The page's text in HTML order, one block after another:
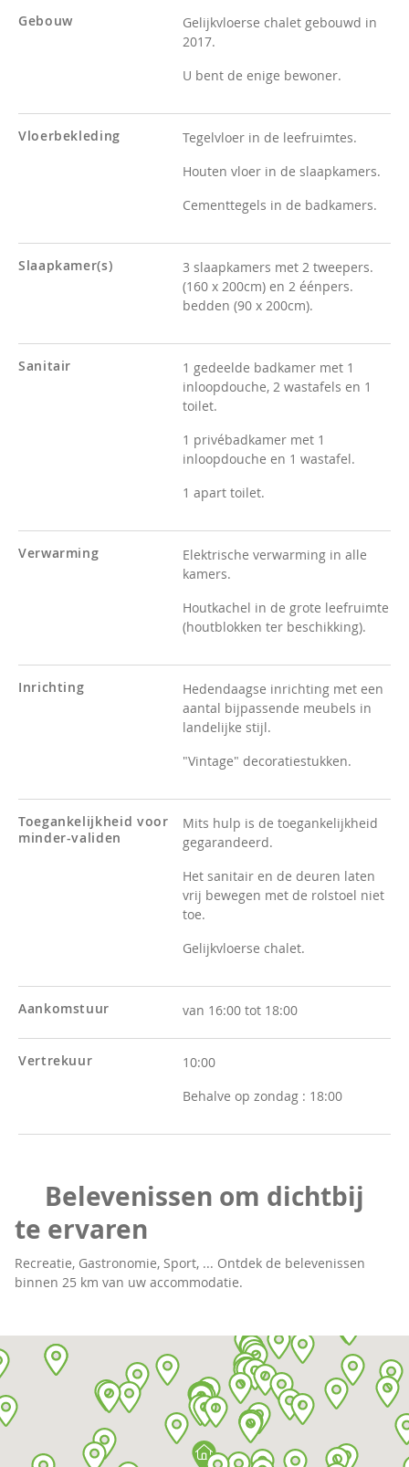
Gebouw
Gelijkvloerse chalet gebouwd in
2017.
U bent de enige bewoner.
Vloerbekleding
Tegelvloer in de leefruimtes.
Houten vloer in de slaapkamers.
Cementtegels in de badkamers.
Slaapkamer(s)
3 slaapkamers met 2 tweepers.
(160 x 200cm) en 2 éénpers.
bedden (90 x 200cm).
Sanitair
1 gedeelde badkamer met 1
inloopdouche, 2 wastafels en 1
toilet.
1 privébadkamer met 1
inloopdouche en 1 wastafel.
1 apart toilet.
Verwarming
Elektrische verwarming in alle
kamers.
Houtkachel in de grote leefruimte
(houtblokken ter beschikking).
Inrichting
Hedendaagse inrichting met een
aantal bijpassende meubels in
landelijke stijl.
"Vintage" decoratiestukken.
Toegankelijkheid voor
minder-validen
Mits hulp is de toegankelijkheid
gegarandeerd.
Het sanitair en de deuren laten
vrij bewegen met de rolstoel niet
toe.
Gelijkvloerse chalet.
Aankomstuur van 16:00 tot 18:00
Vertrekuur
10:00
Behalve op zondag : 18:00
Belevenissen om dichtbij
te ervaren
Recreatie, Gastronomie, Sport, ... Ontdek de belevenissen
binnen 25 km van uw accommodatie.